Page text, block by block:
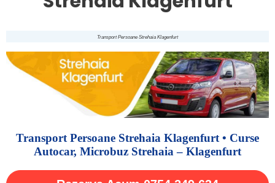
Transport Persoane Strehaia Klagenfurt
Transport Persoane Strehaia Klagenfurt • Curse
Autocar, Microbuz Strehaia – Klagenfurt